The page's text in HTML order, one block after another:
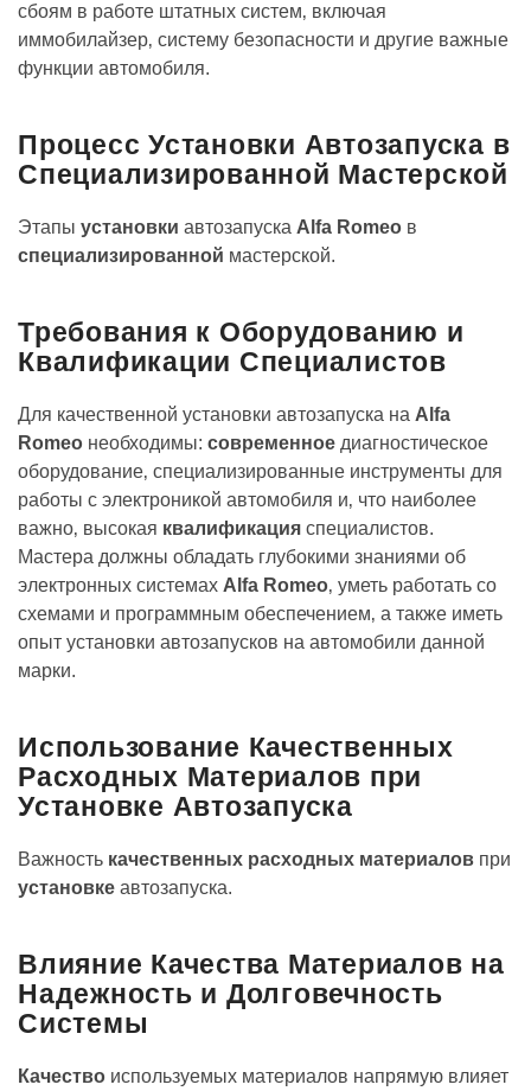
сбоям в работе штатных систем‚ включая
иммобилайзер‚ систему безопасности и другие важные
функции автомобиля.
Процесс Установки Автозапуска в
Специализированной Мастерской
Этапы установки автозапуска Alfa Romeo в
специализированной мастерской.
Требования к Оборудованию и
Квалификации Специалистов
Для качественной установки автозапуска на Alfa
Romeo необходимы: современное диагностическое
оборудование‚ специализированные инструменты для
работы с электроникой автомобиля и‚ что наиболее
важно‚ высокая квалификация специалистов.
Мастера должны обладать глубокими знаниями об
электронных системах Alfa Romeo‚ уметь работать со
схемами и программным обеспечением‚ а также иметь
опыт установки автозапусков на автомобили данной
марки.
Использование Качественных
Расходных Материалов при
Установке Автозапуска
Важность качественных расходных материалов при
установке автозапуска.
Влияние Качества Материалов на
Надежность и Долговечность
Системы
Качество используемых материалов напрямую влияет